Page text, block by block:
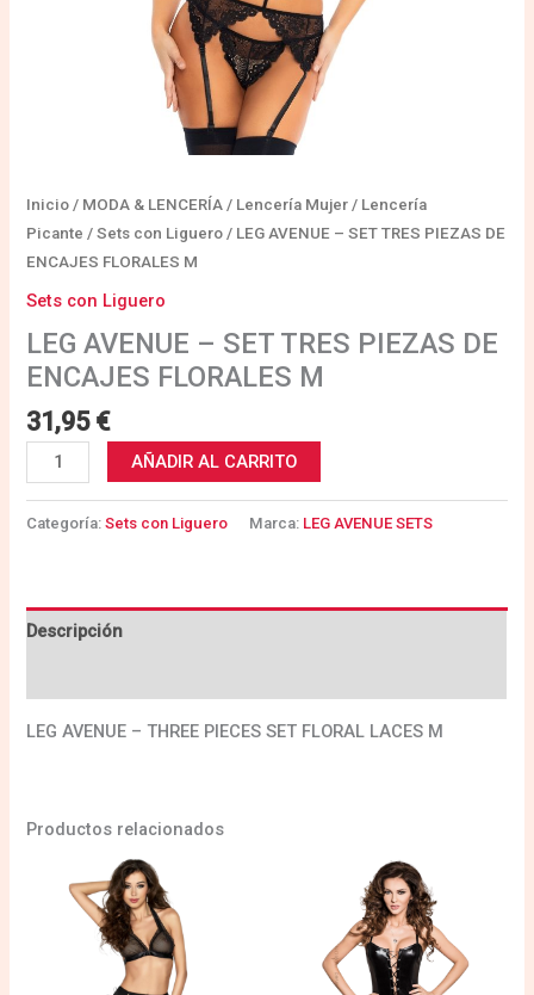
Inicio / MODA & LENCERÍA / Lencería Mujer / Lencería
Picante /Sets con Liguero / LEG AVENUE – SET TRES PIEZAS DE
ENCAJES FLORALES M
Sets con Liguero
LEG AVENUE – SET TRES PIEZAS DE
ENCAJES FLORALES M
31,95 €
AÑADIR AL CARRITO
Categoría:Sets con Liguero Marca: LEG AVENUE SETS
Descripción
LEG AVENUE – THREE PIECES SET FLORAL LACES M
Productos relacionados